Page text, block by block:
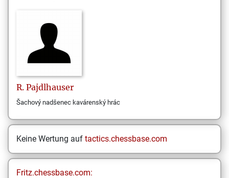
R. Pajdlhauser
Šachový nadšenec kavárenský hrác
Keine Wertung auf tactics.chessbase.com
Fritz.chessbase.com: